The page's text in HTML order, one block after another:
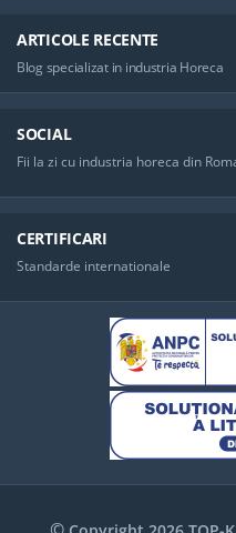
ARTICOLE RECENTE
Blog specializat in industria Horeca
SOCIAL
Fii la zi cu industria horeca din
CERTIFICARI
Standarde internationale